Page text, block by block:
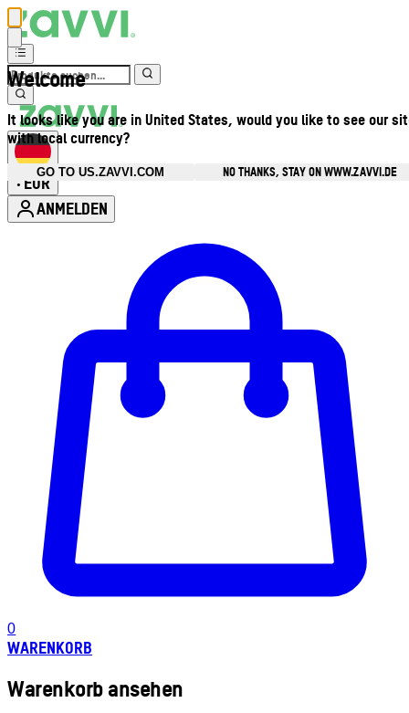
Welcome
It looks like you are in United States, would you like to see our
with local currency?
GO TO US.ZAVVI.COM
NO THANKS, STAY ON WWW.ZAVVI.DE
• EUR
ANMELDEN
0
WARENKORB
Warenkorb ansehen